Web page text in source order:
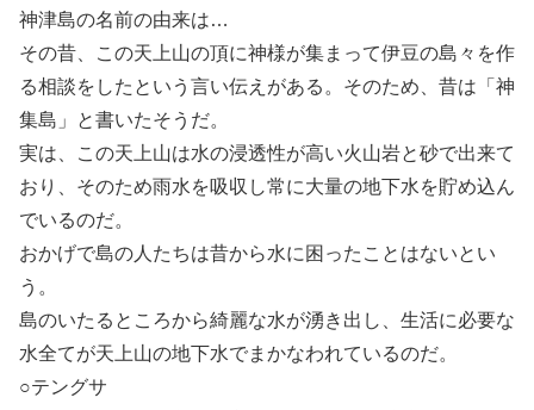
神津島の名前の由来は…
その昔、この天上山の頂に神様が集まって伊豆の島々を作
る相談をしたという言い伝えがある。そのため、昔は「神
集島」と書いたそうだ。
実は、この天上山は水の浸透性が高い火山岩と砂で出来て
おり、そのため雨水を吸収し常に大量の地下水を貯め込ん
でいるのだ。
おかげで島の人たちは昔から水に困ったことはないとい
う。
島のいたるところから綺麗な水が湧き出し、生活に必要な
水全てが天上山の地下水でまかなわれているのだ。
○テングサ